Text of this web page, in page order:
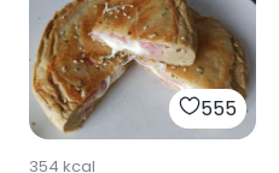
555
354 kcal